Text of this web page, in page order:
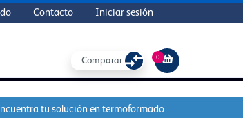
Contacto Iniciar sesión
Comparar 0
tu solución en termoformado